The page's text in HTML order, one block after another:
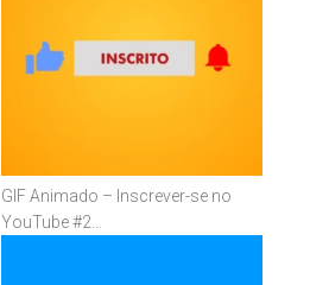
GIF Animado – Inscrever-se no
YouTube #2…